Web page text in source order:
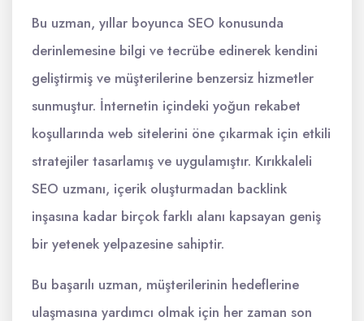
Bu uzman, yıllar boyunca SEO konusunda
derinlemesine bilgi ve tecrübe edinerek kendini
geliştirmiş ve müşterilerine benzersiz hizmetler
sunmuştur. İnternetin içindeki yoğun rekabet
koşullarında web sitelerini öne çıkarmak için etkili
stratejiler tasarlamış ve uygulamıştır. Kırıkkaleli
SEO uzmanı, içerik oluşturmadan backlink
inşasına kadar birçok farklı alanı kapsayan geniş
bir yetenek yelpazesine sahiptir.
Bu başarılı uzman, müşterilerinin hedeflerine
ulaşmasına yardımcı olmak için her zaman son